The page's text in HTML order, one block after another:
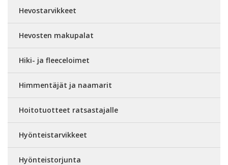
Hevostarvikkeet
Hevosten makupalat
Hiki- ja fleeceloimet
Himmentäjät ja naamarit
Hoitotuotteet ratsastajalle
Hyönteistarvikkeet
Hyönteistorjunta